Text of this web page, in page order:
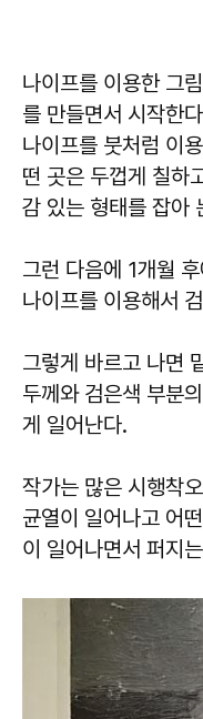
나이프를 이용한 그
를 만들면서 시작한
나이프를 붓처럼 이
떤 곳은 두껍게 칠하
감 있는 형태를 잡아
그런 다음에 1개월
나이프를 이용해서
그렇게 바르고 나면
두께와 검은색 부분
게 일어난다.
작가는 많은 시행착
균열이 일어나고 어
이 일어나면서 퍼지